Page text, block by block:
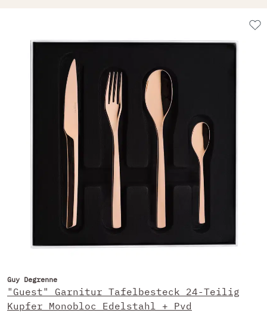
Guy Degrenne
"Guest" Garnitur Tafelbesteck 24-Teilig
Kupfer Monobloc Edelstahl + Pvd